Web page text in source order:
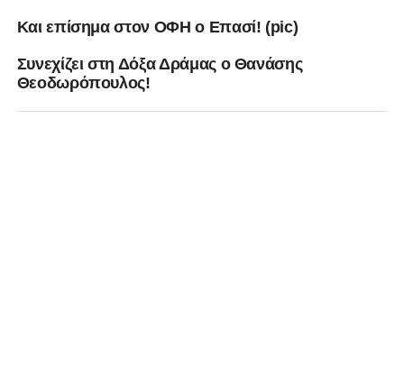
Kαι επίσημα στον ΟΦΗ ο Επασί! (pic)
Συνεχίζει στη Δόξα Δράμας ο Θανάσης
Θεοδωρόπουλος!